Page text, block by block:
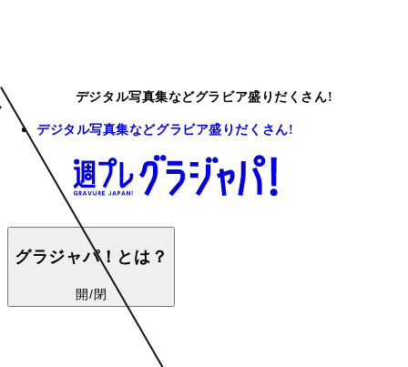
デジタル写真集などグラビア盛りだくさん!
デジタル写真集などグラビア盛りだくさん!
グラジャパ！とは？
開/閉